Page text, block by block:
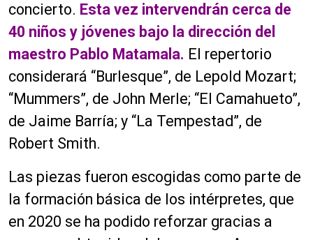
concierto. Esta vez intervendrán cerca de
40 niños y jóvenes bajo la dirección del
maestro Pablo Matamala. El repertorio
considerará “Burlesque”, de Lepold Mozart;
“Mummers”, de John Merle; “El Camahueto”,
de Jaime Barría; y “La Tempestad”, de
Robert Smith.
Las piezas fueron escogidas como parte de
la formación básica de los intérpretes, que
en 2020 se ha podido reforzar gracias a